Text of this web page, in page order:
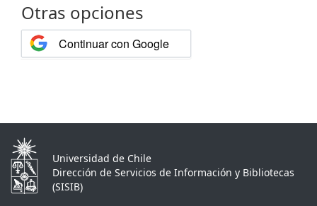
Otras opciones
Continuar con Google
Universidad de Chile
Dirección de Servicios de Información y Bibliotecas
(SISIB)